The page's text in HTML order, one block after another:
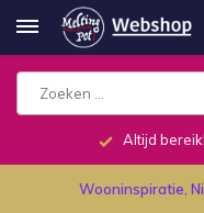
Altijd
Wooninspiratie,